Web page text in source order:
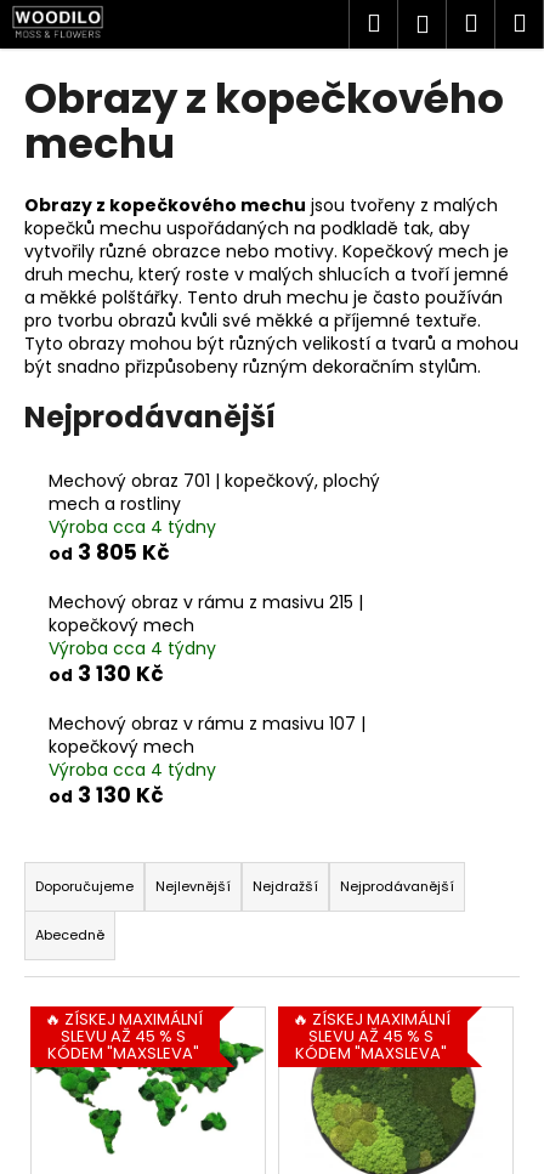
Přejít
na
obsah
Hledat
Obrazy z kopečkového
mechu
Obrazy z kopečkového mechu jsou tvořeny z malých
kopečků mechu uspořádaných na podkladě tak, aby
vytvořily různé obrazce nebo motivy. Kopečkový mech je
druh mechu, který roste v malých shlucích a tvoří jemné
a měkké polštářky. Tento druh mechu je často používán
pro tvorbu obrazů kvůli své měkké a příjemné textuře.
Tyto obrazy mohou být různých velikostí a tvarů a mohou
být snadno přizpůsobeny různým dekoračním stylům.
Nejprodávanější
Mechový obraz 701 | kopečkový, plochý
mech a rostliny
Výroba cca 4 týdny
od 3 805 Kč
Mechový obraz v rámu z masivu 215 |
kopečkový mech
Výroba cca 4 týdny
od 3 130 Kč
Mechový obraz v rámu z masivu 107 |
kopečkový mech
Výroba cca 4 týdny
od 3 130 Kč
Ř
a
z
e
n
í
r
Doporučujeme Nejlevnější Nejdražší Nejprodávanější
Abecedně
V
p
🔥 ZÍSKEJ MAXIMÁLNÍ
SLEVU AŽ 45 % S
KÓDEM "MAXSLEVA"
🔥 ZÍSKEJ MAXIMÁLNÍ
SLEVU AŽ 45 % S
KÓDEM "MAXSLEVA"
K
o
C
o
p
o
t
ř
e
b
u
j
D
o
p
o
u